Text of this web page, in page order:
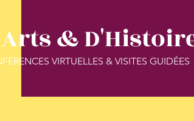
&
VIRTUELLES & VISITES GUIDÉES